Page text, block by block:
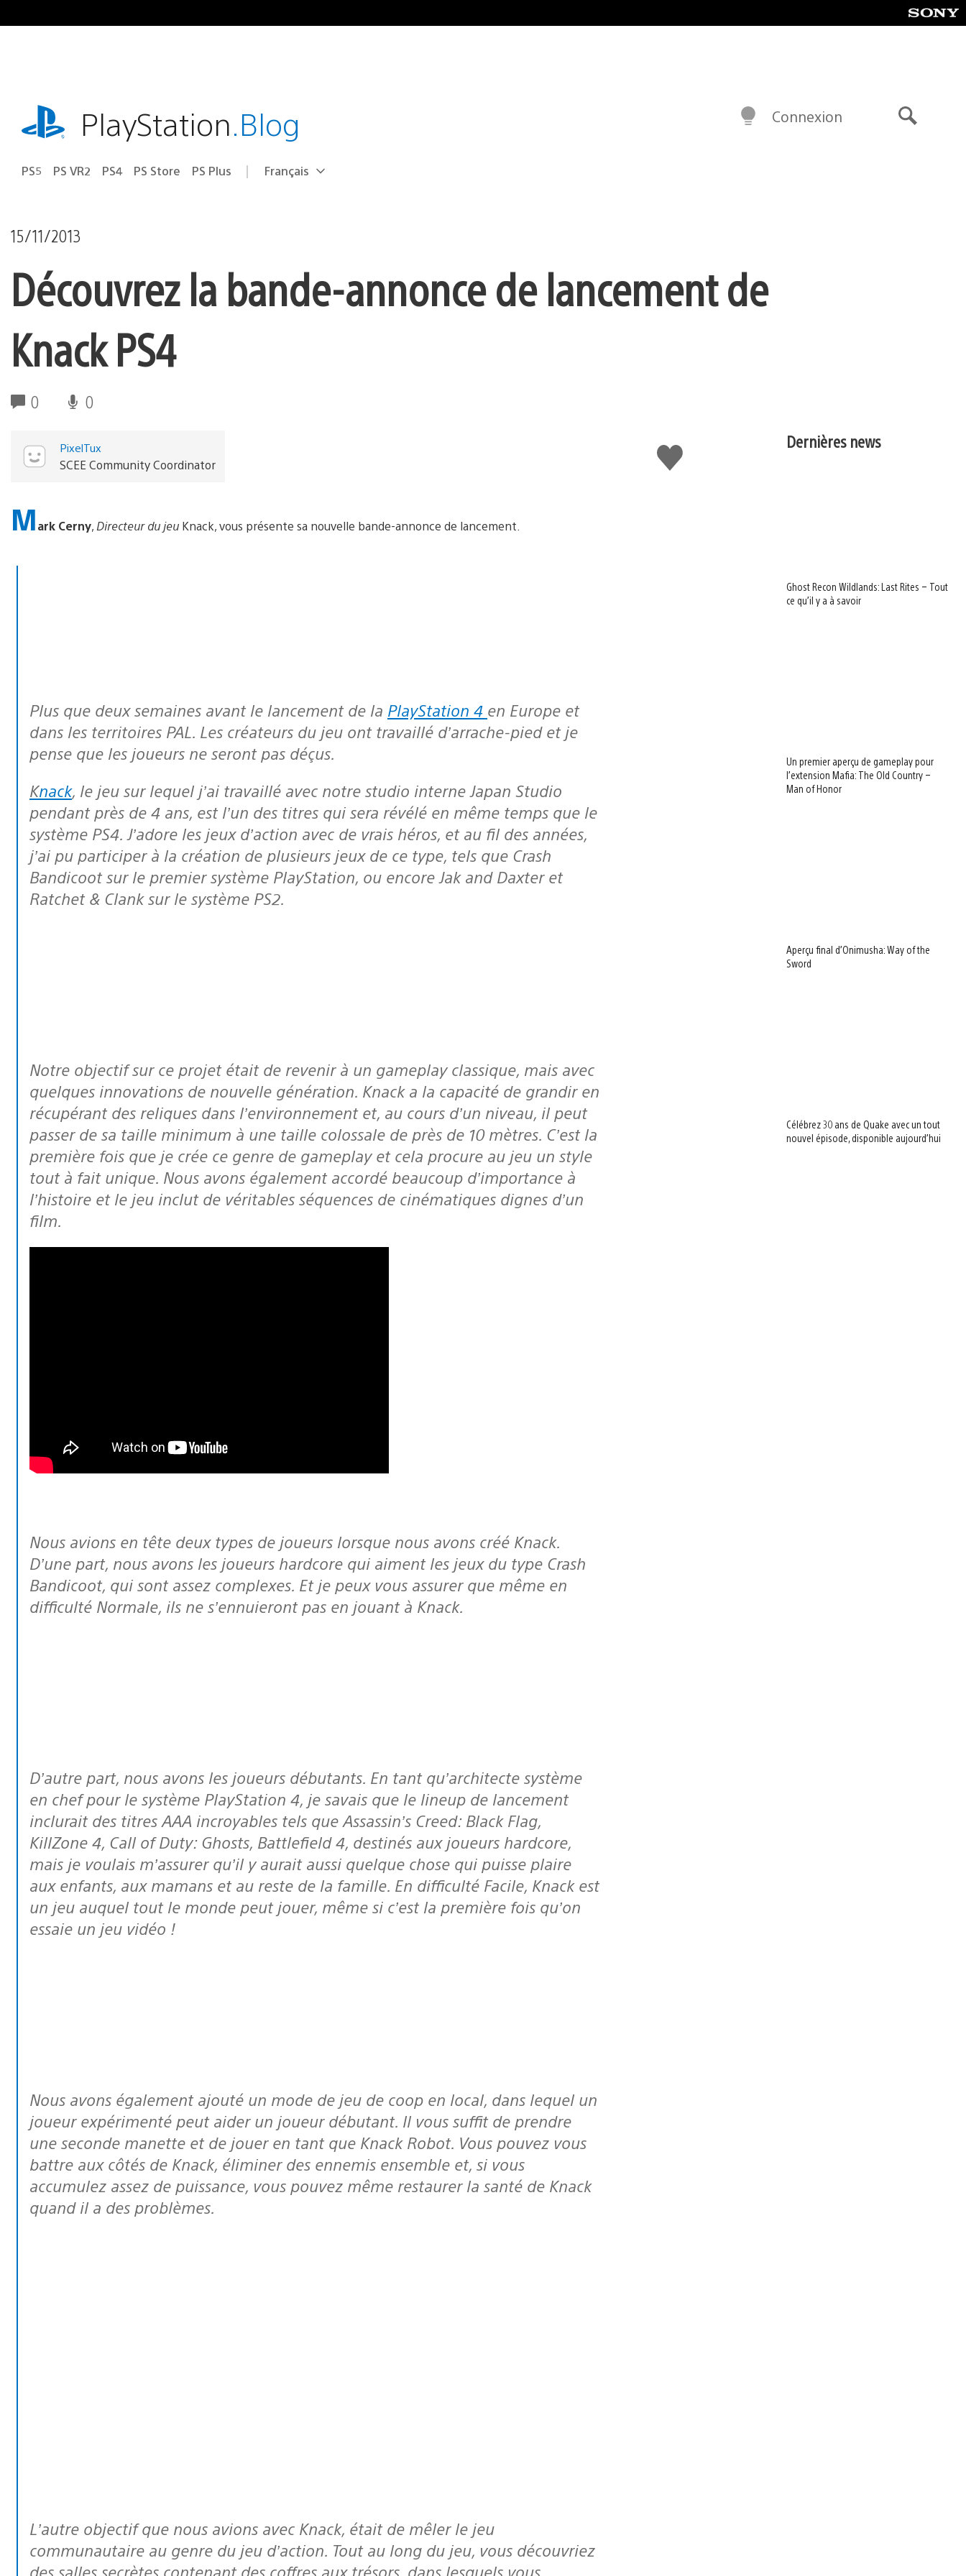
au
playstation.comPlayStation.Blog
PS5 PS VR2 PS4 PS Store PS Plus Choisir
Région
Français
Connexion
15/11/2013
Découvrez la bande-annonce de lancement de
Knack PS4
0 0
J'aime
PixelTux
SCEE Community Coordinator
Mark Cerny, Directeur du jeu Knack, vous présente sa nouvelle bande-annonce de lancement.
Plus que deux semaines avant le lancement de la PlayStation 4 en Europe et
dans les territoires PAL. Les créateurs du jeu ont travaillé d’arrache-pied et je
pense que les joueurs ne seront pas déçus.
Knack, le jeu sur lequel j’ai travaillé avec notre studio interne Japan Studio
pendant près de 4 ans, est l’un des titres qui sera révélé en même temps que le
système PS4. J’adore les jeux d’action avec de vrais héros, et au fil des années,
j’ai pu participer à la création de plusieurs jeux de ce type, tels que Crash
Bandicootsur le premier système PlayStation, ou encore Jak and Daxteret
Ratchet & Clanksur le système PS2.
Notre objectif sur ce projet était de revenir à un gameplay classique, mais avec
quelques innovations de nouvelle génération. Knack a la capacité de grandir en
récupérant des reliques dans l’environnement et, au cours d’un niveau, il peut
passer de sa taille minimum à une taille colossale de près de 10 mètres. C’est la
première fois que je crée ce genre de gameplay et cela procure au jeu un style
tout à fait unique. Nous avons également accordé beaucoup d’importance à
l’histoire et le jeu inclut de véritables séquences de cinématiques dignes d’un
film.
Nous avions en tête deux types de joueurs lorsque nous avons créé Knack.
D’une part, nous avons les joueurs hardcore qui aiment les jeux du type Crash
Bandicoot, qui sont assez complexes. Et je peux vous assurer que même en
difficulté Normale, ils ne s’ennuieront pas en jouant à Knack.
D’autre part, nous avons les joueurs débutants. En tant qu’architecte système
en chef pour le système PlayStation 4, je savais que le lineup de lancement
inclurait des titres AAA incroyables tels que Assassin’s Creed: Black Flag,
KillZone 4, Call of Duty: Ghosts, Battlefield 4, destinés aux joueurs hardcore,
mais je voulais m’assurer qu’il y aurait aussi quelque chose qui puisse plaire
aux enfants, aux mamans et au reste de la famille. En difficulté Facile, Knack est
un jeu auquel tout le monde peut jouer, même si c’est la première fois qu’on
essaie un jeu vidéo !
Nous avons également ajouté un mode de jeu de coop en local, dans lequel un
joueur expérimenté peut aider un joueur débutant. Il vous suffit de prendre
une seconde manette et de jouer en tant que Knack Robot. Vous pouvez vous
battre aux côtés de Knack, éliminer des ennemis ensemble et, si vous
accumulez assez de puissance, vous pouvez même restaurer la santé de Knack
quand il a des problèmes.
L’autre objectif que nous avions avec Knack, était de mêler le jeu
communautaire au genre du jeu d’action. Tout au long du jeu, vous découvriez
des salles secrètes contenant des coffres aux trésors, dans lesquels vous
Dernières news
Ghost Recon Wildlands: Last Rites – Tout
ce qu’il y a à savoir
Un premier aperçu de gameplay pour
l’extension Mafia: The Old Country –
Man of Honor
Aperçu final d’Onimusha: Way of the
Sword
Célébrez 30 ans de Quake avec un tout
nouvel épisode, disponible aujourd’hui